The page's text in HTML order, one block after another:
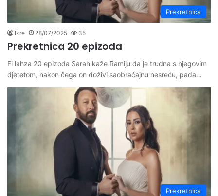
Prekretnica
Ikre 28/07/2025 35
Prekretnica 20 epizoda
Fi lahza 20 epizoda Sarah kaže Ramiju da je trudna s njegovim
djetetom, nakon čega on doživi saobraćajnu nesreću, pada…
Prekretnica